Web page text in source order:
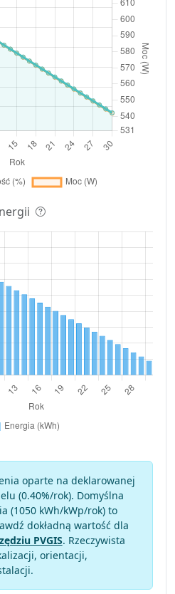
oparte na deklarowanej
(0.40%/rok). Domyślna
(1050 kWh/kWp/rok) to
dokładną wartość dla
PVGIS. Rzeczywista
orientacji,